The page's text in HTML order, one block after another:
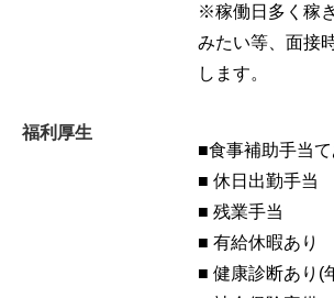
※稼働日多く稼
みたい等、面接
します。
福利厚生
■食事補助手当
■ 休日出勤手当
■ 残業手当
■ 有給休暇あり
■ 健康診断あり(